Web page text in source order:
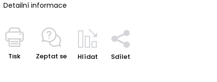
Detailní informace
Tisk Zeptat se Hlídat Sdílet